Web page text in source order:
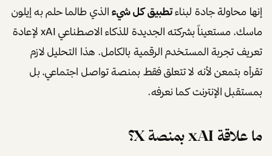
إنها محاولة جادة لبناءتطبيق كل شيء الذي طالما حلم به إيلون
ماسك، مستعيناً بشركته الجديدة للذكاء الاصطناعي xAI لإعادة
تعريف تجربة المستخدم الرقمية بالكامل. هذا التحليل لازم
تقرأه بتمعن لأنه لا تتعلق فقط بمنصة تواصل اجتماعي، بل
بمستقبل الإنترنت كما نعرفه.
ما علاقة xAI بمنصة X؟